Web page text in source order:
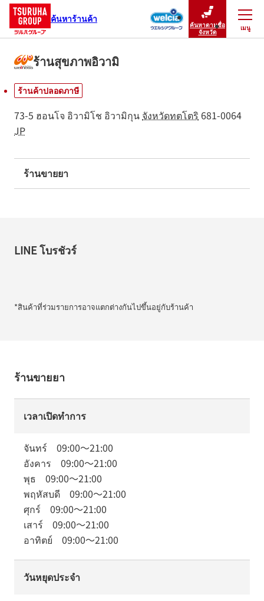
ค้นหาร้านค้า
ค้นหาตามชื่อ
จังหวัด
เมนู
ปิดเมนู
ร้านสุขภาพอิวามิ
ร้านค้าปลอดภาษี
73-5 ฮอนโจ อิวามิโช อิวามิกุน จังหวัดทตโตริ 681-0064
JP
ร้านขายยา
LINE โบรชัวร์
*สินค้าที่ร่วมรายการอาจแตกต่างกันไปขึ้นอยู่กับร้านค้า
ร้านขายยา
เวลาเปิดทำการ
จันทร์ 09:00～21:00
อังคาร 09:00～21:00
พุธ 09:00～21:00
พฤหัสบดี 09:00～21:00
ศุกร์ 09:00～21:00
เสาร์ 09:00～21:00
อาทิตย์ 09:00～21:00
วันหยุดประจำ